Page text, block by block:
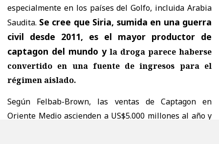
especialmente en los países del Golfo, incluida Arabia
Saudita. Se cree que Siria, sumida en una guerra
civil desde 2011, es el mayor productor de
captagon del mundo y la droga parece haberse
convertido en una fuente de ingresos para el
régimen aislado.
Según Felbab-Brown, las ventas de Captagon en
Oriente Medio ascienden a US$5.000 millones al año y